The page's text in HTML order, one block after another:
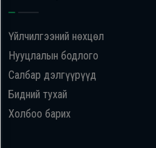
Үйлчилгээний нөхцөл
Нууцлалын бодлого
Салбар дэлгүүрүүд
Бидний тухай
Холбоо барих